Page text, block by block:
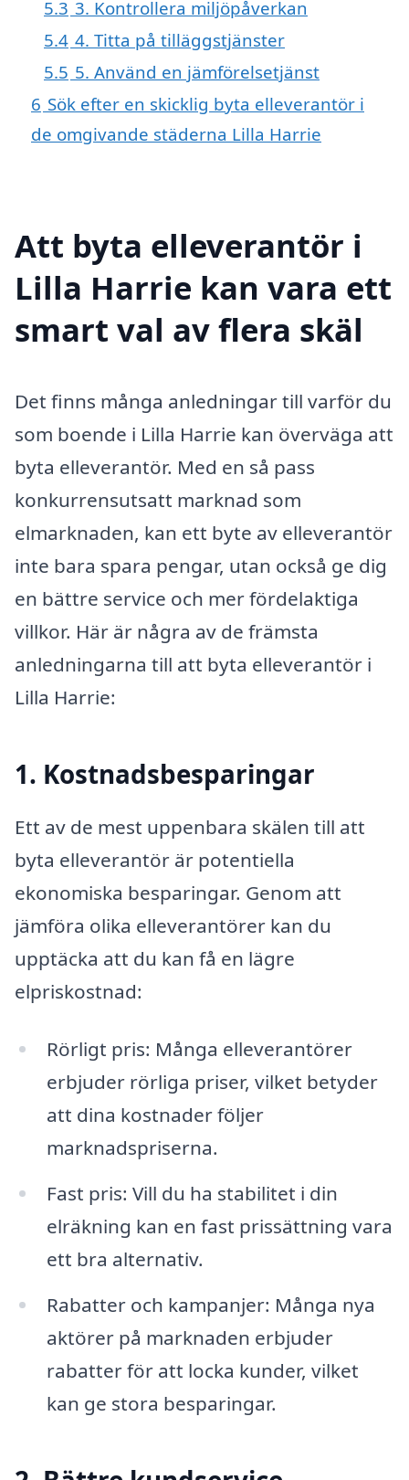
5.3 3. Kontrollera miljöpåverkan
5.4 4. Titta på tilläggstjänster
5.5 5. Använd en jämförelsetjänst
6 Sök efter en skicklig byta elleverantör i
de omgivande städerna Lilla Harrie
Att byta elleverantör i
Lilla Harrie kan vara ett
smart val av flera skäl
Det finns många anledningar till varför du
som boende i Lilla Harrie kan överväga att
byta elleverantör. Med en så pass
konkurrensutsatt marknad som
elmarknaden, kan ett byte av elleverantör
inte bara spara pengar, utan också ge dig
en bättre service och mer fördelaktiga
villkor. Här är några av de främsta
anledningarna till att byta elleverantör i
Lilla Harrie:
1. Kostnadsbesparingar
Ett av de mest uppenbara skälen till att
byta elleverantör är potentiella
ekonomiska besparingar. Genom att
jämföra olika elleverantörer kan du
upptäcka att du kan få en lägre
elpriskostnad:
Rörligt pris: Många elleverantörer
erbjuder rörliga priser, vilket betyder
att dina kostnader följer
marknadspriserna.
Fast pris: Vill du ha stabilitet i din
elräkning kan en fast prissättning vara
ett bra alternativ.
Rabatter och kampanjer: Många nya
aktörer på marknaden erbjuder
rabatter för att locka kunder, vilket
kan ge stora besparingar.